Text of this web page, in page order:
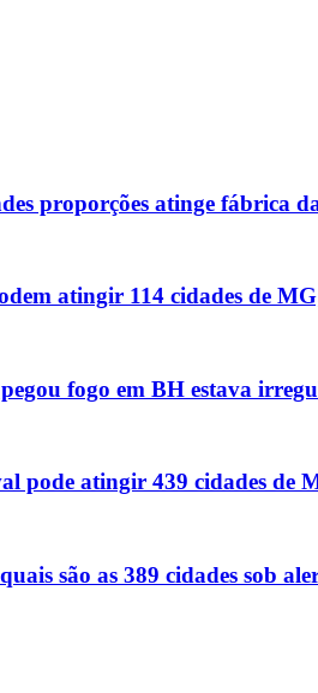
proporções atinge fábrica
atingir 114 cidades de
fogo em BH estava
pode atingir 439 cidades de
são as 389 cidades sob